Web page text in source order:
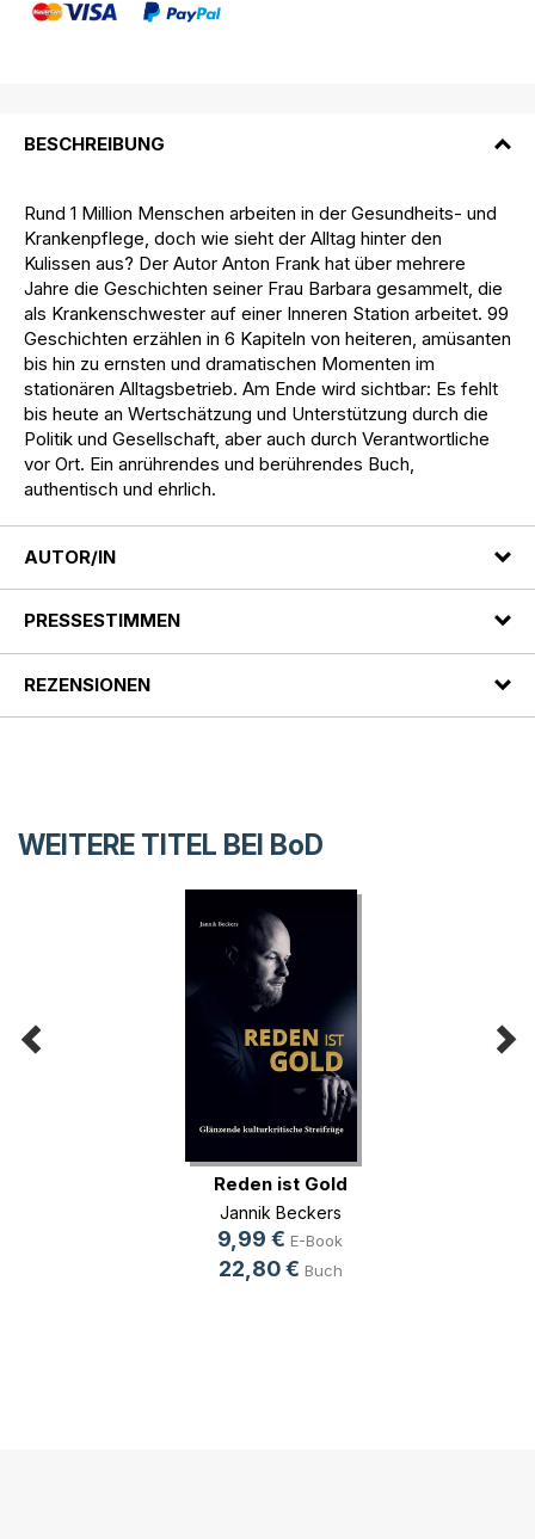
BESCHREIBUNG
Rund 1 Million Menschen arbeiten in der Gesundheits- und
Krankenpflege, doch wie sieht der Alltag hinter den
Kulissen aus? Der Autor Anton Frank hat über mehrere
Jahre die Geschichten seiner Frau Barbara gesammelt, die
als Krankenschwester auf einer Inneren Station arbeitet. 99
Geschichten erzählen in 6 Kapiteln von heiteren, amüsanten
bis hin zu ernsten und dramatischen Momenten im
stationären Alltagsbetrieb. Am Ende wird sichtbar: Es fehlt
bis heute an Wertschätzung und Unterstützung durch die
Politik und Gesellschaft, aber auch durch Verantwortliche
vor Ort. Ein anrührendes und berührendes Buch,
authentisch und ehrlich.
AUTOR/IN
PRESSESTIMMEN
REZENSIONEN
WEITERE TITEL BEI BoD
Reden ist Gold
Jannik Beckers
9,99 € E-Book
22,80 € Buch